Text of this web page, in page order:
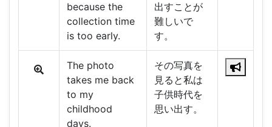
because the
collection time
is too early.
出すことが
難しいで
す。
The photo
takes me back
to my
childhood
days.
その写真を
見ると私は
子供時代を
思い出す。